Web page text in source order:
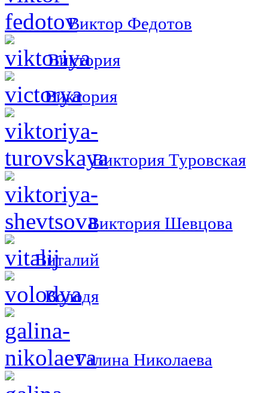
Виктор Федотов
Виктория
Виктория
Виктория Туровская
Виктория Шевцова
Виталий
Володя
Галина Николаева